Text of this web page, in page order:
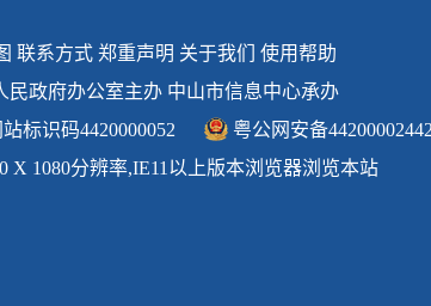
联系方式 郑重声明 关于我们
使用帮助
民政府办公室主办 中山市信息中心承办
站标识码4420000052
粤公网安备
X 1080分辨率,IE11以上版本浏览器浏览本站